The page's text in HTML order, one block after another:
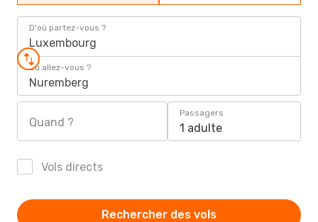
D'où partez-vous ?
Luxembourg
Où allez-vous ?
Nuremberg
Quand ?
Passagers
1 adulte
Vols directs
Rechercher des vols